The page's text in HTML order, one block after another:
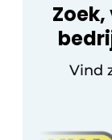
Vind